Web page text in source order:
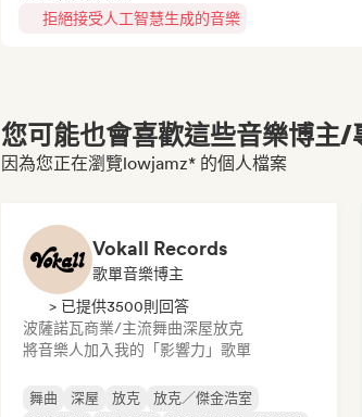
拒絕接受人工智慧生成的音樂
您可能也會喜歡這些音樂博主/
因為您正在瀏覽lowjamz* 的個人檔案
Vokall Records
歌單音樂博主
> 已提供3500則回答
波薩諾瓦商業/主流舞曲深屋放克
將音樂人加入我的「影響力」歌單
舞曲 深屋 放克
放克／傑金浩室